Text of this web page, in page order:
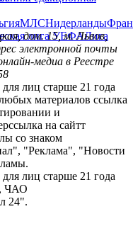
МЛСНидерланды
лига УЕФАЛига
дом. 15, м. Львов,
электронной почты
медиа в Реестре
лиц старше 21 года
материалов ссылка
и
на сайтт
со знаком
"Реклама", "Новости
лиц старше 21 года
, ЧАО
24".